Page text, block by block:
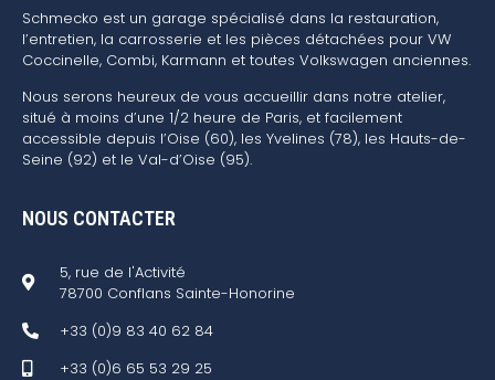
Schmecko est un garage spécialisé dans la restauration,
l’entretien, la carrosserie et les pièces détachées pour VW
Coccinelle, Combi, Karmann et toutes Volkswagen anciennes.
Nous serons heureux de vous accueillir dans notre atelier,
situé à moins d’une 1/2 heure de Paris, et facilement
accessible depuis l’Oise (60), les Yvelines (78), les Hauts-de-
Seine (92) et le Val-d’Oise (95).
NOUS CONTACTER
5, rue de l'Activité
78700 Conflans Sainte-Honorine
+33 (0)9 83 40 62 84
+33 (0)6 65 53 29 25